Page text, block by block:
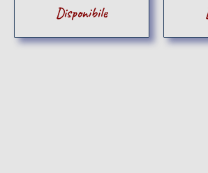
Disponibile